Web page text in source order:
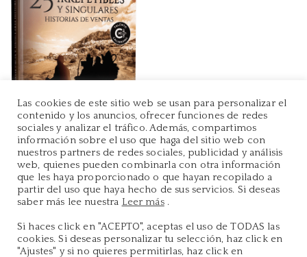
Copyright 2022 ©
Maniwy
Política de Privacidad|Política de Cookies
Las cookies de este sitio web se usan para personalizar el
contenido y los anuncios, ofrecer funciones de redes
sociales y analizar el tráfico. Además, compartimos
información sobre el uso que haga del sitio web con
nuestros partners de redes sociales, publicidad y análisis
web, quienes pueden combinarla con otra información
que les haya proporcionado o que hayan recopilado a
partir del uso que haya hecho de sus servicios. Si deseas
saber más lee nuestra Leer más.
Si haces click en "ACEPTO", aceptas el uso de TODAS las
cookies. Si deseas personalizar tu selección, haz click en
"Ajustes" y si no quieres permitirlas, haz click en